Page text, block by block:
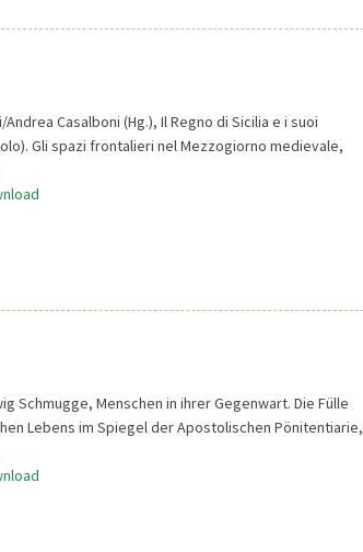
Casalboni (Hg.), Il Regno di Sicilia e i suoi
Gli spazi frontalieri nel Mezzogiorno medievale,
Schmugge, Menschen in ihrer Gegenwart. Die Fülle
Lebens im Spiegel der Apostolischen Pönitentiarie,